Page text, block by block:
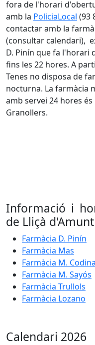
fora de l'horari
amb la PoliciaLocal (93
contactar amb la
(consultar calendari),
D. Pinín que fa l'horari
fins les 22 hores. A
Tenes no disposa de
nocturna. La farmàcia
amb servei 24 hores és
Granollers.
Informació i
de Lliçà d'Amunt
Farmàcia D. Pinín
Farmàcia Mas
Farmàcia M. Codina
Farmàcia M. Sayós
Farmàcia Trullols
Farmàcia Lozano
Calendari 2026